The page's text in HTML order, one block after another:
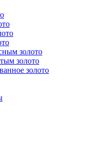
золото
золото
золото